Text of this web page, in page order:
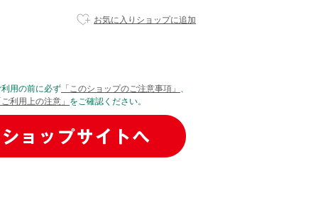
お気に入りショップに追加
利用の前に必ず 「このショップのご注意事項」 、
ご利用上の注意」 をご確認ください。